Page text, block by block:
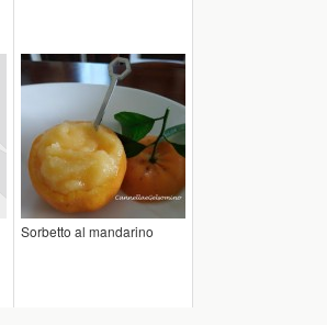
Sorbetto al mandarino